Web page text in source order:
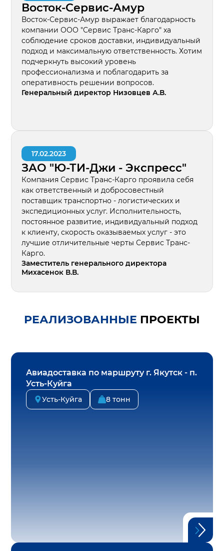
Восток-Сервис-Амур
Восток-Сервис-Амур выражает благодарность
компании ООО "Сервис Транс-Карго" ха
соблюдение сроков доставки, индивидуальный
подход и максимальную ответственность. Хотим
подчеркнуть высокий уровень
профессионализма и поблагодарить за
оперативность решении вопросов.
Генеральный директор Низовцев А.В.
17.02.2023
ЗАО "Ю-ТИ-Джи - Экспресс"
Компания Сервис Транс-Карго проявила себя
как ответственный и добросовестный
поставщик транспортно - логистических и
экспедиционных услуг. Исполнительность,
постоянное развитие, индивидуальный подход
к клиенту, скорость оказываемых услуг - это
лучшие отличительные черты Сервис Транс-
Карго.
Заместитель генерального директора
Михасенок В.В.
РЕАЛИЗОВАННЫЕ ПРОЕКТЫ
Авиадоставка по маршруту г. Якутск - п.
Усть-Куйга
Усть-Куйга 8 тонн